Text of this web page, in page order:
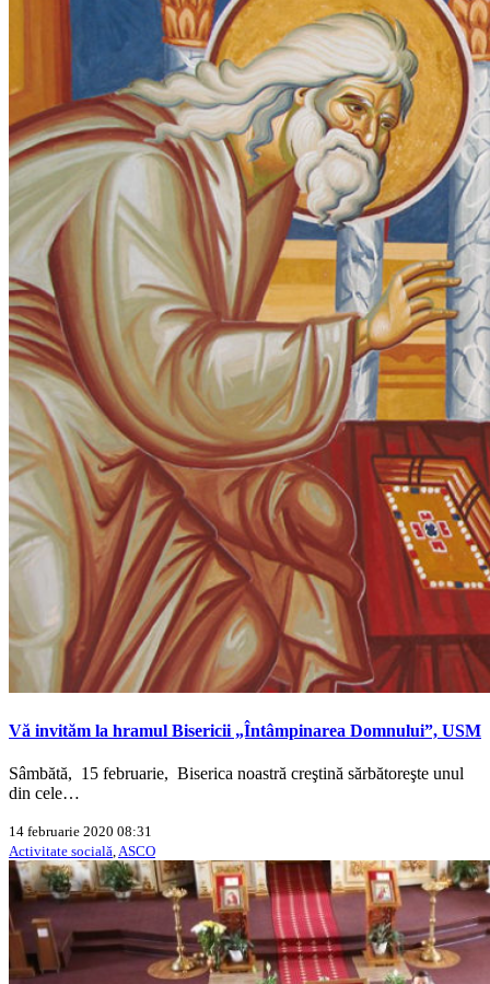
Vă invităm la hramul Bisericii „Întâmpinarea Domnului”, USM
Sâmbătă, 15 februarie, Biserica noastră creştină sărbătoreşte unul
din cele…
14 februarie 2020 08:31
Activitate socială,ASCO